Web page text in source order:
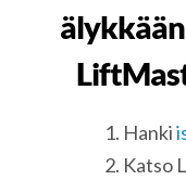
Hanki
Katso